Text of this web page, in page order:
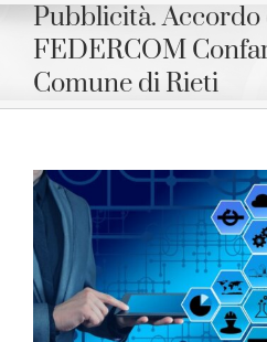
Pubblicità.
FEDERCOM
Comune di Rieti
View
Larger
Image